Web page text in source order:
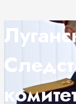
Перейти
к
содержимому